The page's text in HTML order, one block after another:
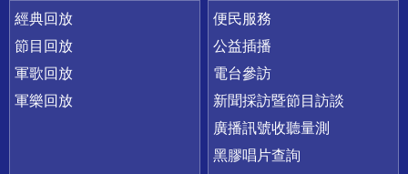
經典回放
節目回放
軍歌回放
軍樂回放
便民服務
公益插播
電台參訪
新聞採訪暨節目訪談
廣播訊號收聽量測
黑膠唱片查詢